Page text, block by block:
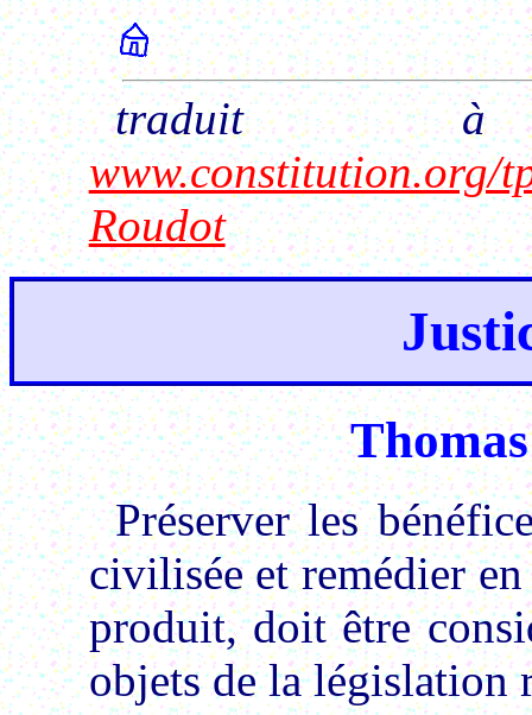
traduit
www.constitution.org/
Roudot
Préserver les
civilisée et remédier
produit, doit être
objets de la législation